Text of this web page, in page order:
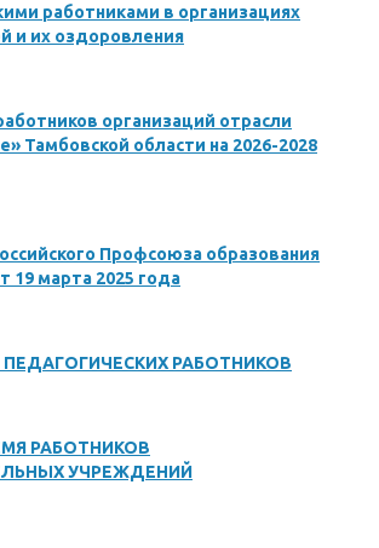
работниками в организациях
и их оздоровления
организаций отрасли
Тамбовской области на 2026-2028
Профсоюза образования
19 марта 2025 года
РАБОТНИКОВ
РАБОТНИКОВ
УЧРЕЖДЕНИЙ